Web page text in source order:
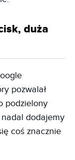
duża
pozwalał
podzielony
dodajemy
coś znacznie